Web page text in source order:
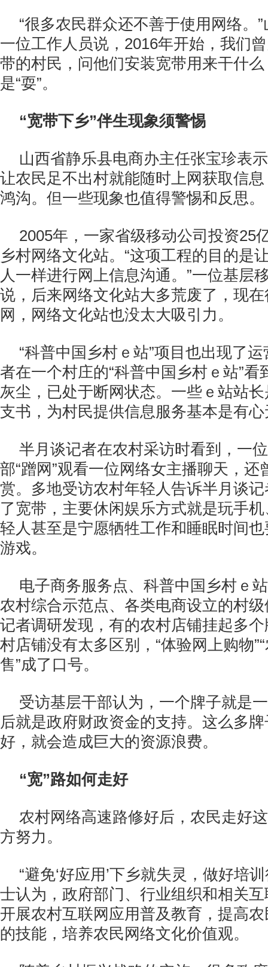
“很多农民群众还不善于使用网络。
一位工作人员说，2016年开始，我们
带的村民，问他们安装宽带用来干什
是“耍”。
“宽带下乡”伴生现象须警惕
山西省静乐县电商办主任张宝珍表
让农民足不出村就能随时上网获取信
鸿沟。但一些现象也值得警惕和反思。
2005年，一家省级移动公司投资25
乡村网络文化站。“这项工程的目的是
人一样进行网上信息沟通。”一位基层
说，后来网络文化站大多荒废了，现
网，网络文化站也没太大吸引力。
“科普中国乡村ｅ站”项目也出现了
者在一个村庄的“科普中国乡村ｅ站”看
灰尘，已处于断网状态。一些ｅ站站
支书，为村民提供信息服务基本是有
半月谈记者在农村采访时看到，一
部“蹭网”观看一位网络女主播聊天，还
赏。多地受访农村年轻人告诉半月谈
了宽带，主要休闲娱乐方式就是玩手
轻人甚至是宁愿牺牲工作和睡眠时间
游戏。
电子商务服务点、科普中国乡村ｅ
农村综合示范点、各类电商设立的村
记者调研发现，有的农村店铺挂起多
村店铺没有太多区别，“体验网上购物
售”成了口号。
受访基层干部认为，一个牌子就是
后就是政府财政资金的支持。这么多
好，就会造成巨大的资源浪费。
“宽”路如何走好
农村网络高速路修好后，农民走好
方努力。
“避免‘好应用’下乡就失灵，做好培
士认为，政府部门、行业组织和相关
开展农村互联网应用普及教育，提高
的技能，培养农民网络文化价值观。